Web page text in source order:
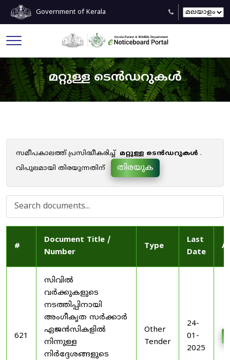
Government of Kerala
മറ്റുള്ള ടെൻഡറുകൾ
സമീപകാലത്ത് പ്രസിദ്ധീകരിച്ച് മറ്റുള്ള ടെൻഡറുകൾ .
വിപുലമായി തിരയുന്നതിന്
തിരയുക
#
Document Title /
Number
Type
Last
Date
621
സിവിൽ
വർക്കുകളുടെ
നടത്തിപ്പിനായി
അംഗീകൃത സർക്കാർ
ഏജൻസികളിൽ
നിന്നുള്ള
നിർദ്ദേശങ്ങളുടെ
Other
Tender
24-
01-
2025